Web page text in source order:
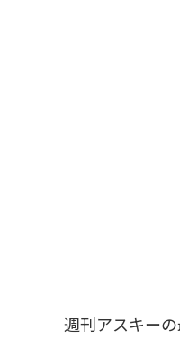
週刊アスキー